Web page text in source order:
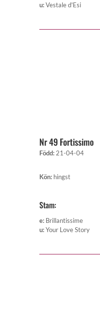
u:Vestale d'Esi
Nr 49 Fortissimo
Född: 21-04-04
Kön: hingst
Stam:
e: Brillantissime
u:Your Love Story